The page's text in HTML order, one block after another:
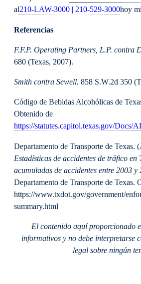
al210-LAW-3000 | 210-529-3000hoy
Referencias
F.F.P. Operating Partners, L.P. contra
680 (Texas, 2007).
Smith contra Sewell. 858 S.W.2d 350
Código de Bebidas Alcohólicas de
Obtenido de
https://statutes.capitol.texas.gov/Docs/
Departamento de Transporte de Texas.
Estadísticas de accidentes de tráfico en
acumuladas de accidentes entre 2003 y
Departamento de Transporte de Texas.
https://www.txdot.gov/government/
summary.html
El contenido aquí proporcionado
informativos y no debe interpretarse
legal sobre ningún